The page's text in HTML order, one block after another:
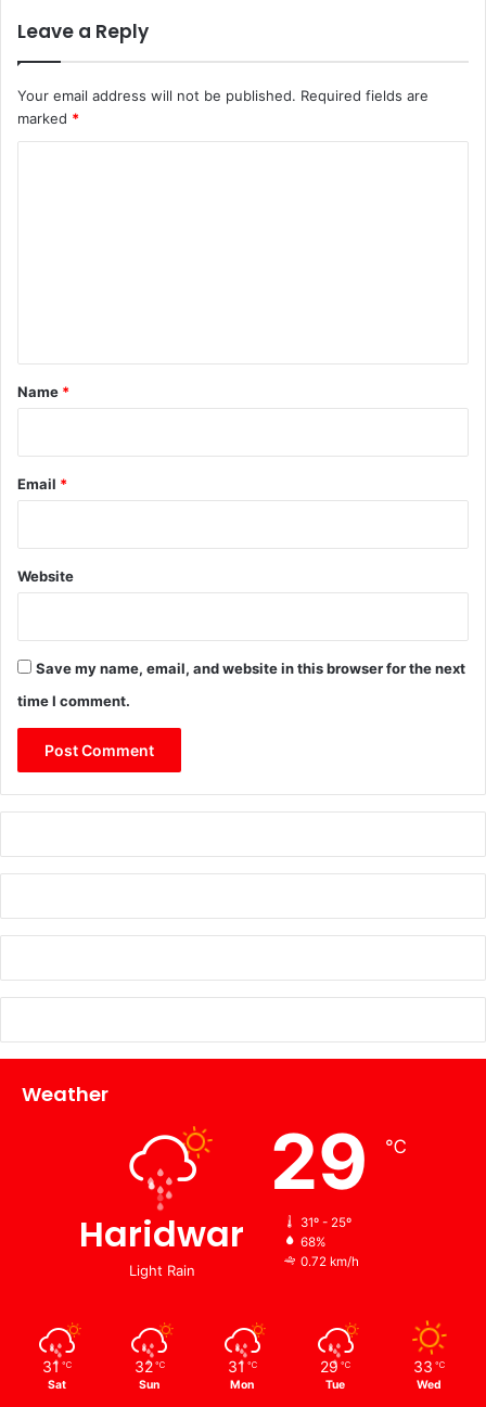
Leave a Reply
Your email address will not be published. Required fields are
marked *
*
Name *
Email *
Website
Save my name, email, and website in this browser for the next
time I comment.
Weather
Haridwar
Light Rain
29 ℃
31º - 25º
68%
0.72 km/h
31 ℃
Sat
32 ℃
Sun
31 ℃
Mon
29 ℃
Tue
33 ℃
Wed